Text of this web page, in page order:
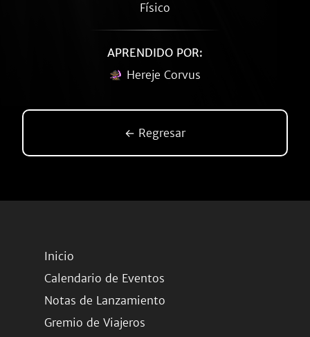
Físico
APRENDIDO POR:
Hereje Corvus
← Regresar
Inicio
Calendario de Eventos
Notas de Lanzamiento
Gremio de Viajeros